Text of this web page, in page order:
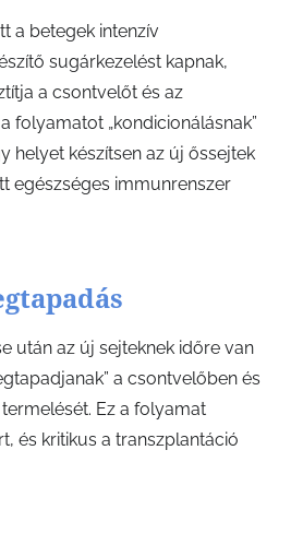
a betegek intenzív
sugárkezelést kapnak,
a csontvelőt és az
folyamatot „kondicionálásnak”
helyet készítsen az új őssejtek
egészséges immunrenszer
után az új sejteknek időre van
a csontvelőben és
Ez a folyamat
és kritikus a transzplantáció